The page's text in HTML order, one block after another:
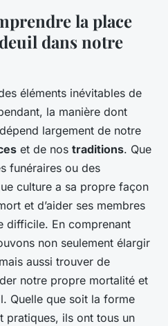
la place
dans notre
éléments inévitables de
la manière dont
largement de notre
et de nos traditions. Que
funéraires ou des
culture a sa propre façon
et d’aider ses membres
difficile. En comprenant
non seulement élargir
aussi trouver de
notre propre mortalité et
Quelle que soit la forme
pratiques, ils ont tous un